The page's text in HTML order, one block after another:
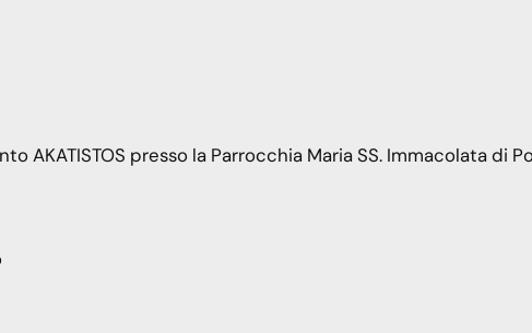
AKATISTOS presso la Parrocchia Maria SS. Immacolata di